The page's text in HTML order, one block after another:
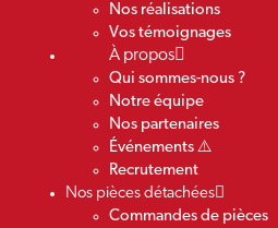
Nos réalisations
Vos témoignages
À propos
Qui sommes-nous ?
Notre équipe
Nos partenaires
Événements ⚠️
Recrutement
Nos pièces détachées
Commandes de pièces